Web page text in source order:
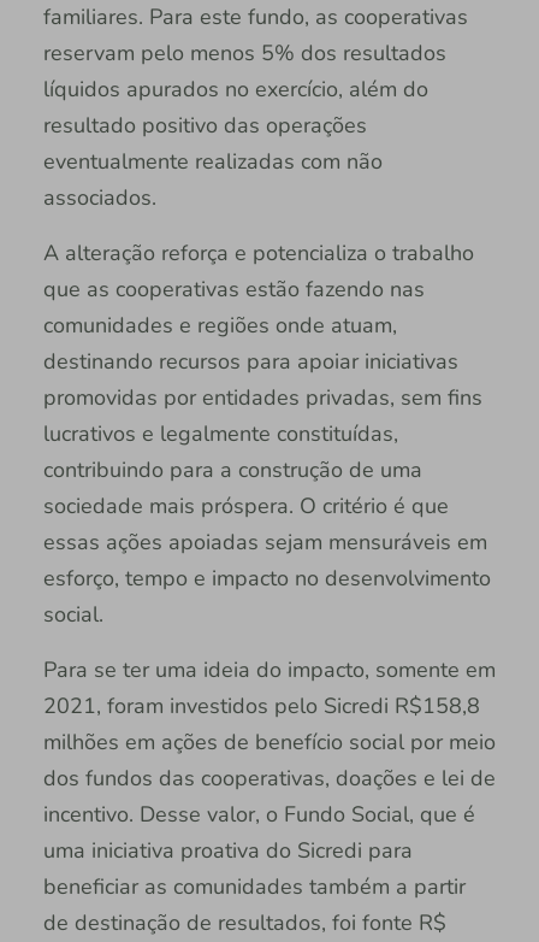
familiares. Para este fundo, as cooperativas
reservam pelo menos 5% dos resultados
líquidos apurados no exercício, além do
resultado positivo das operações
eventualmente realizadas com não
associados.
A alteração reforça e potencializa o trabalho
que as cooperativas estão fazendo nas
comunidades e regiões onde atuam,
destinando recursos para apoiar iniciativas
promovidas por entidades privadas, sem fins
lucrativos e legalmente constituídas,
contribuindo para a construção de uma
sociedade mais próspera. O critério é que
essas ações apoiadas sejam mensuráveis em
esforço, tempo e impacto no desenvolvimento
social.
Para se ter uma ideia do impacto, somente em
2021, foram investidos pelo Sicredi R$158,8
milhões em ações de benefício social por meio
dos fundos das cooperativas, doações e lei de
incentivo. Desse valor, o Fundo Social, que é
uma iniciativa proativa do Sicredi para
beneficiar as comunidades também a partir
de destinação de resultados, foi fonte R$